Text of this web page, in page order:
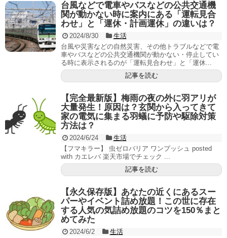
台風などで電車やバスなどの公共交通機
関が動かない時に案内にある「運転見合
わせ」と「運休・計画運休」の違いは？
2024/8/30
生活
台風や災害などの自然災害、その他トラブルなどで電
車やバスなどの公共交通機関が動かない・停止してい
る時に表示されるのが「運転見合わせ」と「運休...
記事を読む
【完全最新版】梅雨の夜の外に羽アリが
大量発生！原因は？玄関から入ってきて
家の電気に集まる羽蟻に予防や駆除対策
方法は？
2024/6/24
生活
【フマキラー】 虫ゼロバリア ワンプッシュ posted
with カエレバ 楽天市場でチェック ...
記事を読む
【永久保存版】あなたの近くにあるスー
パーやイベント詰め放題！この世に存在
する人気の気詰め放題のコツを150％まと
めてみた
2024/6/2
生活